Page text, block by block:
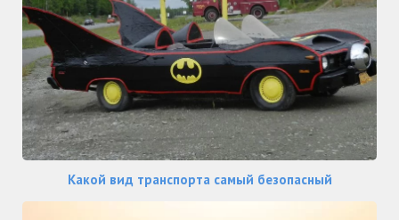
Какой вид транспорта самый безопасный